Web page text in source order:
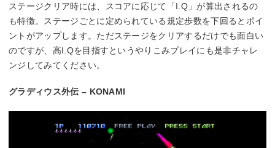
ステージクリア時には、スコアに応じて「I.Q」が算出されるの
も特徴。ステージごとに定められている規定歩数を下回るとポイ
ントがアップします。ただステージをクリアするだけでも面白い
のですが、高I.Qを目指すというやりこみプレイにも是非チャレ
ンジしてみてください。
グラディウス外伝 – KONAMI